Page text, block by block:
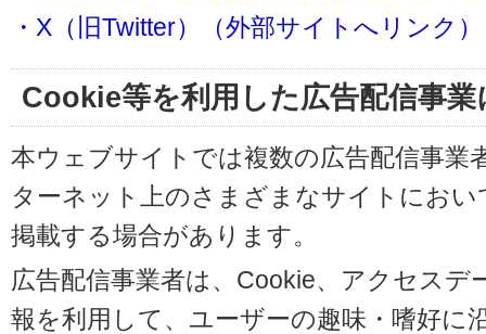
・X（旧Twitter）（外部サイトへリンク）
Cookie等を利用した広告配信事
本ウェブサイトでは複数の広告配信事業
ターネット上のさまざまなサイトにお
掲載する場合があります。
広告配信事業者は、Cookie、アクセスデ
報を利用して、ユーザーの趣味・嗜好に